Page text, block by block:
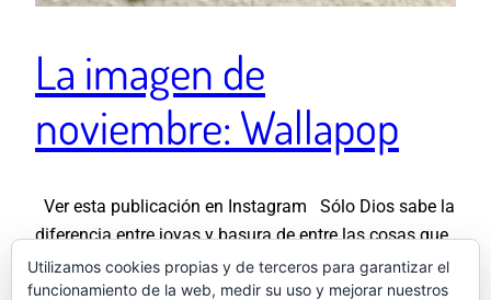
La imagen de
noviembre: Wallapop
Ver esta publicación en Instagram Sólo Dios sabe la
diferencia entre joyas y basura de entre las cosas que
vendo en Wallapop 💎💩Si tenéis curiosidad y os
interesa alguna os mando el enlace a mi perfil por
Utilizamos cookies propias y de terceros para garantizar el
funcionamiento de la web, medir su uso y mejorar nuestros